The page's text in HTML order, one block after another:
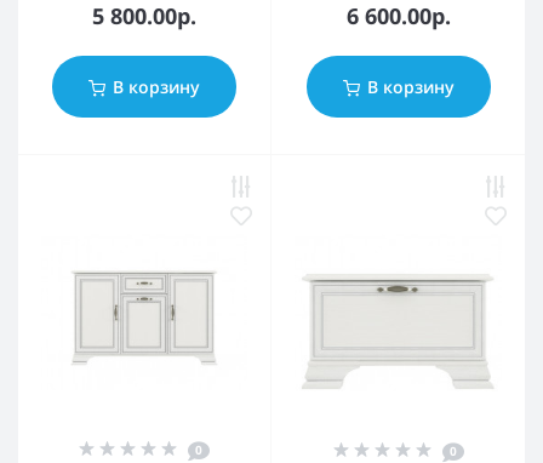
5 800.00р.
В корзину
6 600.00р.
В корзину
0 0